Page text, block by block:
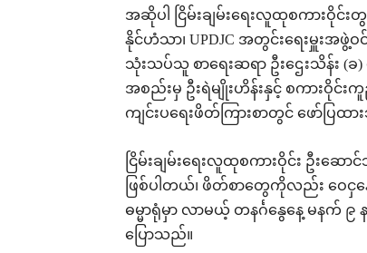
အဆိုပါ ငြိမ်းချမ်းရေးလူထုစကားဝိုင်
နိုင်ဟံသာ၊ UPDJC အတွင်းရေးမှူးအဖွဲ့ဝ
သုံးသပ်သူ စာရေးဆရာ ဦးဌေးသိန်း (
အစည်းမှ ဦးရဲမျိုးဟိန်းနှင့် စကားဝိုင်း
ကျင်းပရေးဖိတ်ကြားစာတွင် ဖော်ပြထ
ငြိမ်းချမ်းရေးလူထုစကားဝိုင်း ဦးဆေ
ဖြစ်ပါတယ်၊ ဖိတ်စာတွေကိုလည်း ဝေငှ
ဓမ္မာရုံမှာ လာမယ့် တနင်္ဂနွေနေ့ မနက်
ပြောသည်။